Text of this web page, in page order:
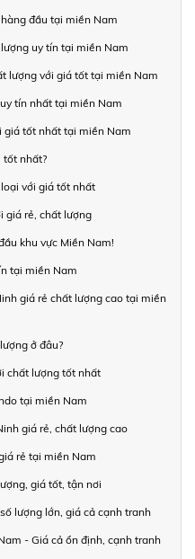
đầu tại miền Nam
uy tín tại miền Nam
lượng với giá tốt tại miền Nam
tín nhất tại miền Nam
giá tốt nhất tại miền Nam
tốt nhất?
với giá tốt nhất
giá rẻ, chất lượng
khu vực Miền Nam!
tại miền Nam
giá rẻ chất lượng cao tại miền
ở đâu?
chất lượng tốt nhất
tại miền Nam
giá rẻ, chất lượng cao
rẻ tại miền Nam
giá tốt, tận nơi
lượng lớn, giá cả cạnh tranh
- Giá cả ổn định, cạnh tranh